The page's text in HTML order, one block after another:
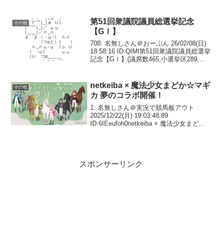
その他
第51回衆議院議員総選挙記念
【GⅠ】
708: 名無しさん＠おーぷん 26/02/08(日)
18:58:16 ID:QIMl第51回衆議院議員総選挙
記念【GⅠ】(議席数465,小選挙区289,比
その他
netkeiba × 魔法少女まどか☆マギ
カ 夢のコラボ開催！
1: 名無しさん＠実況で競馬板アウト
2025/12/22(月) 19:03:48.89
ID:6IEeufoh0netkeiba × 魔法少女まどか
スポンサーリンク